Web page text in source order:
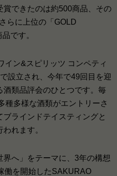
賞できたのは約500商品、その
らに上位の「GOLD
です。
イン&スピリッツ コンペティ
設立され、今年で49回目を迎
酒類品評会のひとつです。毎
種多様な酒類がエントリーさ
ラインドテイスティングと
れます。
界へ」をテーマに、3年の構想
働を開始したSAKURAO